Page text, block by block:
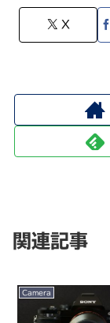
X
関連記事
Camera